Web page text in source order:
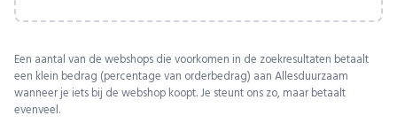
Een aantal van de webshops die voorkomen in de zoekresultaten betaalt
een klein bedrag (percentage van orderbedrag) aan Allesduurzaam
wanneer je iets bij de webshop koopt. Je steunt ons zo, maar betaalt
evenveel.